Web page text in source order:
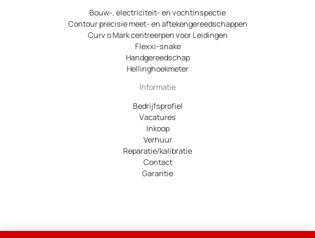
Bouw-, electriciteit- en vochtinspectie
Contour precisie meet- en aftekengereedschappen
Curv o Mark centreerpen voor Leidingen
Flexxi-snake
Handgereedschap
Hellinghoekmeter
Informatie
Bedrijfsprofiel
Vacatures
Inkoop
Verhuur
Reparatie/kalibratie
Contact
Garantie